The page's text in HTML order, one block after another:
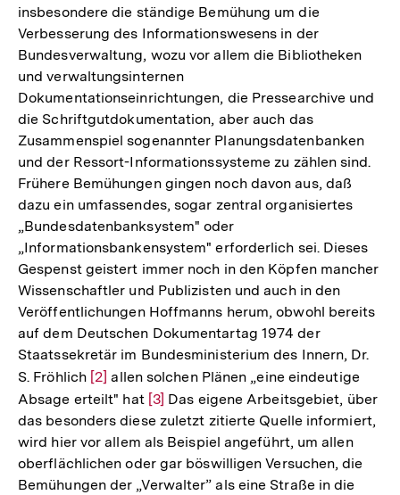
insbesondere die ständige Bemühung um die
Verbesserung des Informationswesens in der
Bundesverwaltung, wozu vor allem die Bibliotheken
und verwaltungsinternen
Dokumentationseinrichtungen, die Pressearchive und
die Schriftgutdokumentation, aber auch das
Zusammenspiel sogenannter Planungsdatenbanken
und der Ressort-Informationssysteme zu zählen sind.
Frühere Bemühungen gingen noch davon aus, daß
dazu ein umfassendes, sogar zentral organisiertes
„Bundesdatenbanksystem" oder
„Informationsbankensystem" erforderlich sei. Dieses
Gespenst geistert immer noch in den Köpfen mancher
Wissenschaftler und Publizisten und auch in den
Veröffentlichungen Hoffmanns herum, obwohl bereits
auf dem Deutschen Dokumentartag 1974 der
Staatssekretär im Bundesministerium des Innern, Dr.
S. Fröhlich Zur
Auflösung
der
Fußnote
[2] allen solchen Plänen „eine eindeutige
Absage erteilt" hat Zur
Auflösung
der
Fußnote
[3] Das eigene Arbeitsgebiet, über
das besonders diese zuletzt zitierte Quelle informiert,
wird hier vor allem als Beispiel angeführt, um allen
oberflächlichen oder gar böswilligen Versuchen, die
Bemühungen der „Verwalter” als eine Straße in die